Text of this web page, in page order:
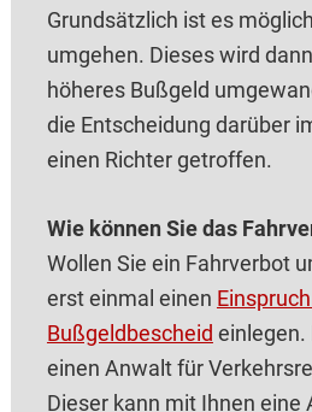
Grundsätzlich ist es
umgehen. Dieses wird
höheres Bußgeld
die Entscheidung darüber
einen Richter getroffen.
Wie können Sie das
Wollen Sie ein Fahrverbot
erst einmal einen
Bußgeldbescheid einlegen.
einen Anwalt für
Dieser kann mit Ihnen eine